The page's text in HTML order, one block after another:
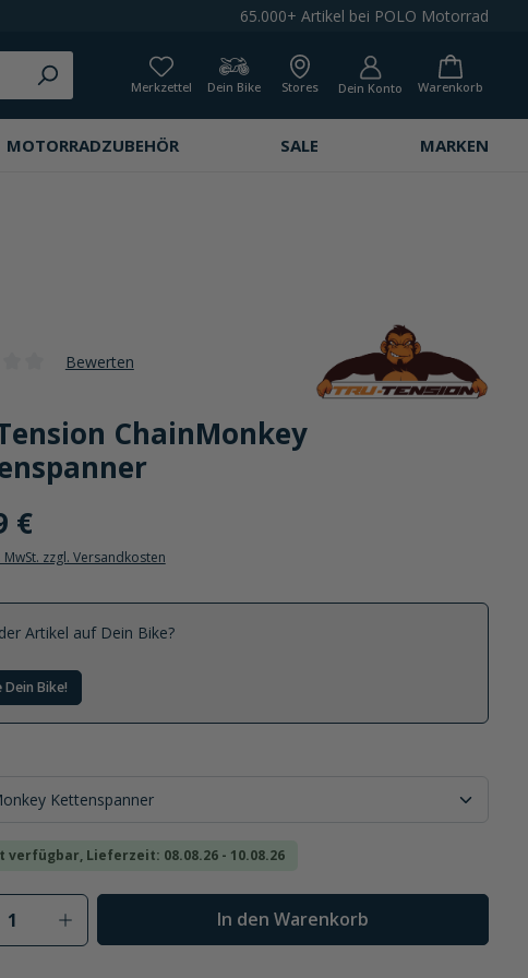
65.000+ Artikel bei POLO Motorrad
Merkzettel Dein Bike Stores Dein Konto Warenkorb
MOTORRADZUBEHÖR SALE MARKEN
Bewerten
ChainMonkey
€
MwSt. zzgl. Versandkosten
Artikel auf Dein Bike?
Dein Bike!
verfügbar, Lieferzeit: 08.08.26 - 10.08.26
Anzahl: Gib den gewünschten Wert ein
In den Warenkorb